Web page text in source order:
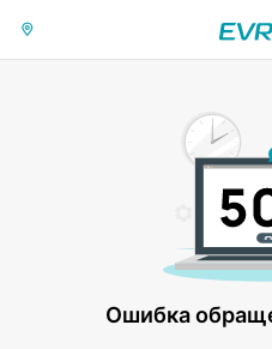
Ошибка